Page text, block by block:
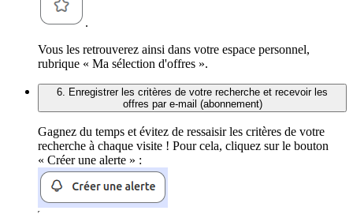
.
Vous les retrouverez ainsi dans votre espace personnel,
rubrique « Ma sélection d'offres ».
6. Enregistrer les critères de votre recherche et recevoir les
offres par e-mail (abonnement)
Gagnez du temps et évitez de ressaisir les critères de votre
recherche à chaque visite ! Pour cela, cliquez sur le bouton
« Créer une alerte » :